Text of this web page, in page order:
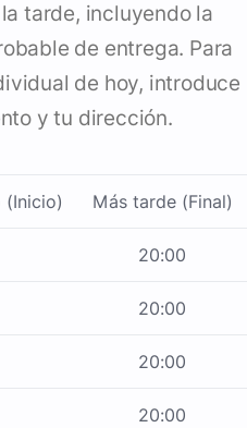
tarde, incluyendo la
de entrega. Para
de hoy, introduce
y tu dirección.
(Inicio) Más tarde (Final)
20:00
20:00
20:00
20:00